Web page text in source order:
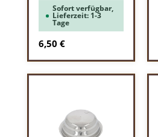
Sofort verfügbar,
Lieferzeit: 1-3
Tage
Regulärer Preis:
6,50 €